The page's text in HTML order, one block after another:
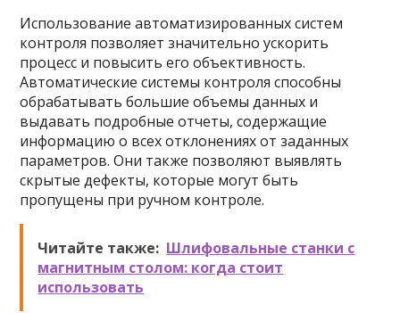
Использование автоматизированных систем
контроля позволяет значительно ускорить
процесс и повысить его объективность.
Автоматические системы контроля способны
обрабатывать большие объемы данных и
выдавать подробные отчеты, содержащие
информацию о всех отклонениях от заданных
параметров. Они также позволяют выявлять
скрытые дефекты, которые могут быть
пропущены при ручном контроле.
Читайте также: Шлифовальные станки с
магнитным столом: когда стоит
использовать